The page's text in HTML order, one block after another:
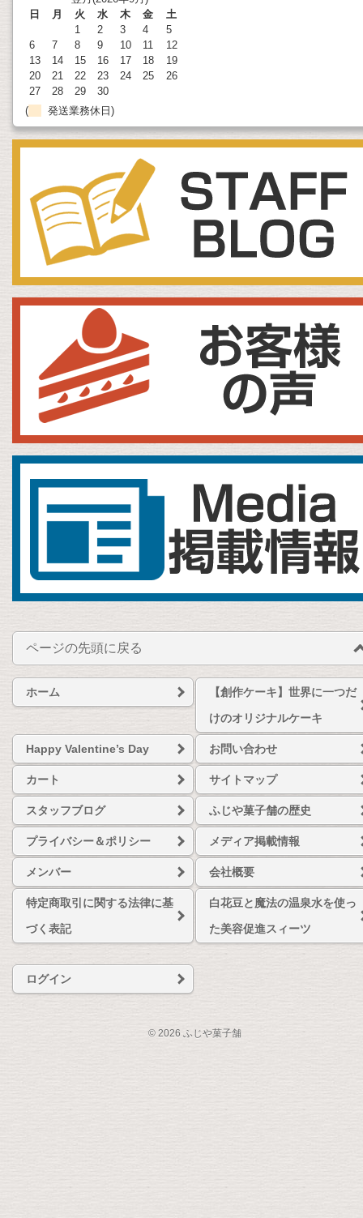
日
月 火 水 木 金
土
1
2 3 4
5
6
7 8 9 10 11
12
13
14 15 16 17 18
19
20
21 22 23 24 25
26
27
28 29
30
(
発送業務休日)
ページの先頭に戻る
ホーム
【創作ケーキ】世界に一つだ
けのオリジナルケーキ
Happy Valentine’s Day お問い合わせ
カート サイトマップ
スタッフブログ ふじや菓子舗の歴史
プライバシー＆ポリシー メディア掲載情報
メンバー 会社概要
特定商取引に関する法律に基
づく表記
白花豆と魔法の温泉水を使っ
た美容促進スィーツ
ログイン
© 2026 ふじや菓子舗